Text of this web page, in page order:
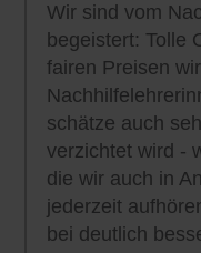
Wir sind vom
begeistert: Tolle
fairen Preisen
schätze auch
verzichtet wird -
die wir auch in
jederzeit
bei deutlich